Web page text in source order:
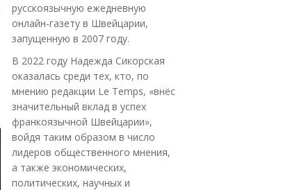
русскоязычную ежедневную
онлайн-газету в Швейцарии,
запущенную в 2007 году.
В 2022 году Надежда Сикорская
оказалась среди тех, кто, по
мнению редакции Le Temps, «внёс
значительный вклад в успех
франкоязычной Швейцарии»,
войдя таким образом в число
лидеров общественного мнения,
а также экономических,
политических, научных и